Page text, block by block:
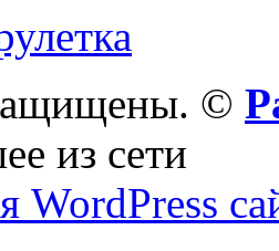
©
из сети
WordPress